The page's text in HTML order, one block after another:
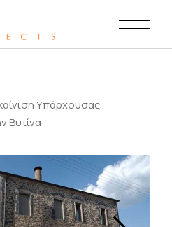
Υπάρχουσας
Βυτίνα